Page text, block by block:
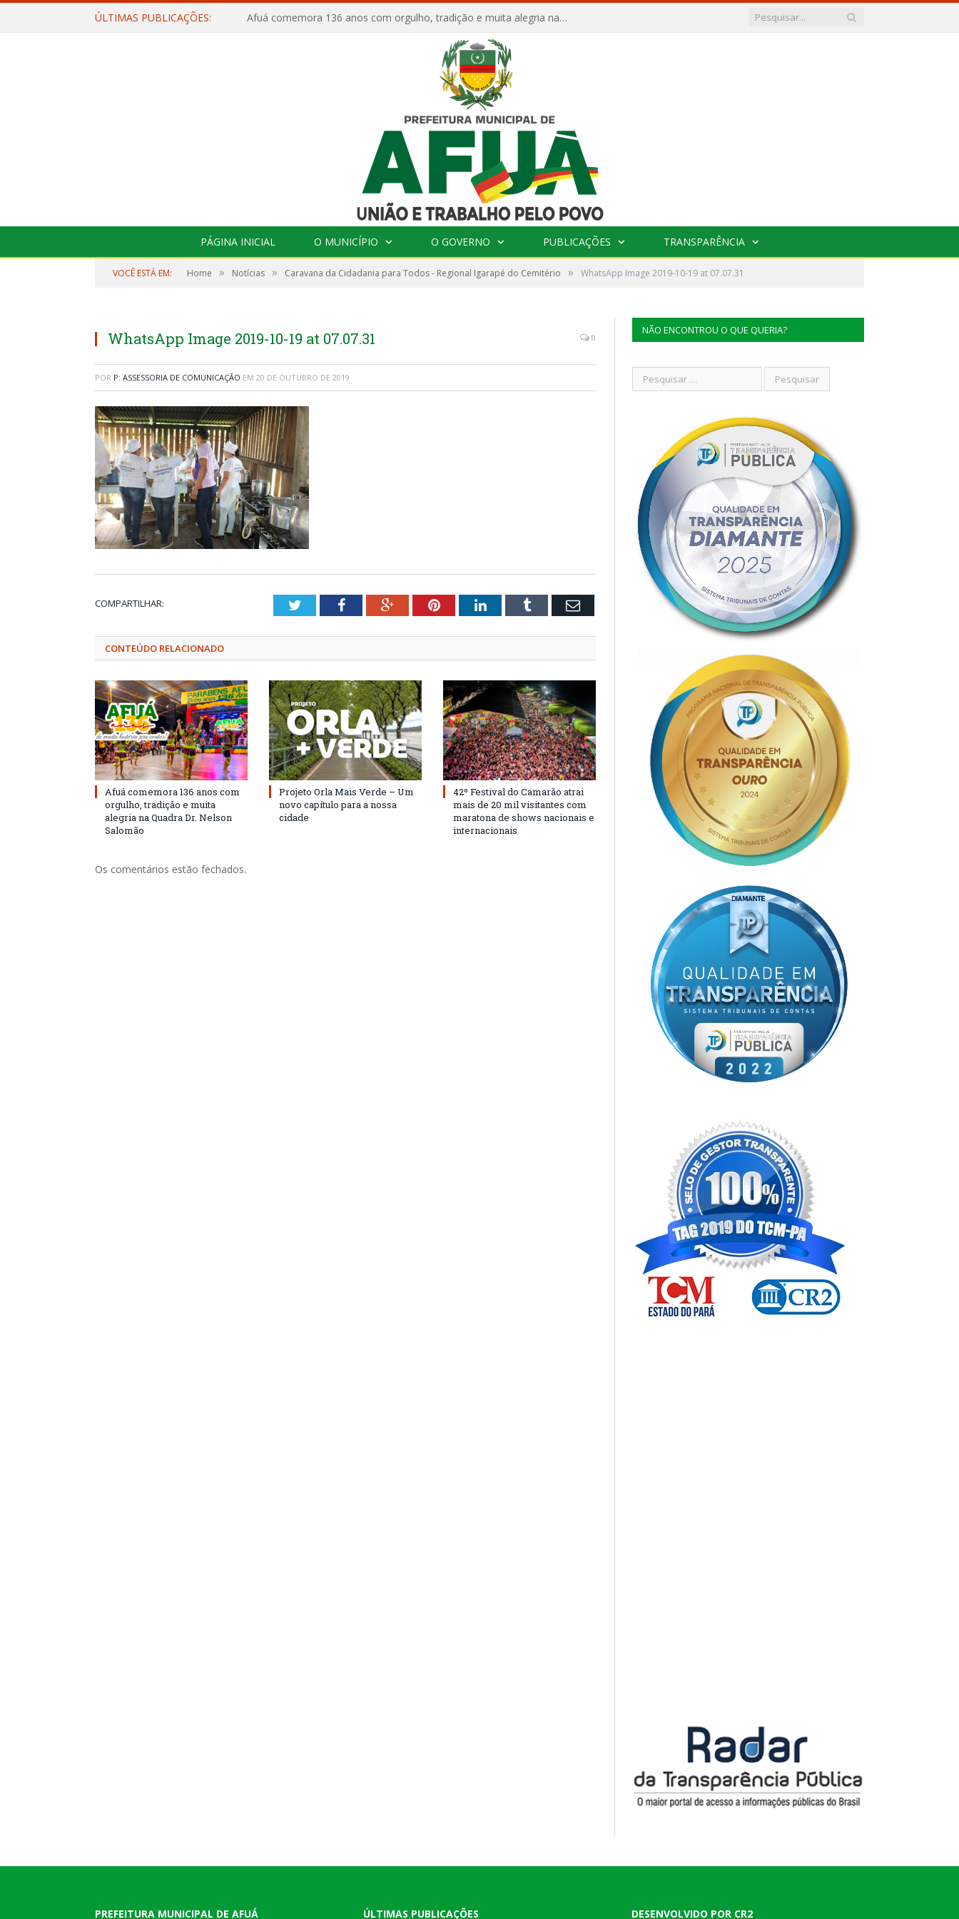
ÚLTIMAS PUBLICAÇÕES: Afuá comemora 136 anos com orgulho, tradição e muita alegria na Quadra Dr. Nelson Salomão
PÁGINA INICIAL O MUNICÍPIO O GOVERNO PUBLICAÇÕES TRANSPARÊNCIA
VOCÊ ESTÁ EM: Home » Notícias » Caravana da Cidadania para Todos - Regional Igarapé do Cemitério » WhatsApp Image 2019-10-19 at 07.07.31
WhatsApp Image 2019-10-19 at 07.07.31 0
POR P: ASSESSORIA DE COMUNICAÇÃO EM 20 DE OUTUBRO DE 2019
COMPARTILHAR: TwitterFacebookGoogle+PinterestLinkedInTumblr Email
CONTEÚDO RELACIONADO
Afuá comemora 136 anos com
orgulho, tradição e muita
alegria na Quadra Dr. Nelson
Salomão
Projeto Orla Mais Verde – Um
novo capítulo para a nossa
cidade
42º Festival do Camarão atrai
mais de 20 mil visitantes com
maratona de shows nacionais e
internacionais
Os comentários estão fechados.
NÃO ENCONTROU O QUE QUERIA?
PREFEITURA MUNICIPAL DE AFUÁ ÚLTIMAS PUBLICAÇÕES DESENVOLVIDO POR CR2